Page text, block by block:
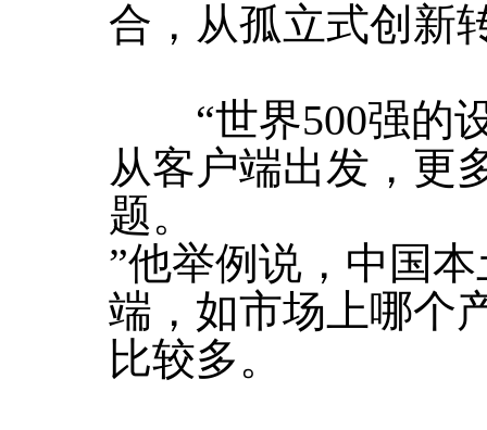
合，从孤立式创新
“世界500强的设
从客户端出发，更
题。
”他举例说，中国
端，如市场上哪个
比较多。